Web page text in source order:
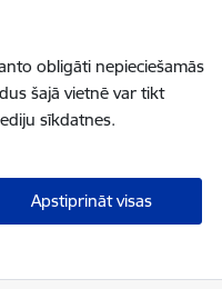
obligāti nepieciešamās
šajā vietnē var tikt
sīkdatnes.
Apstiprināt visas